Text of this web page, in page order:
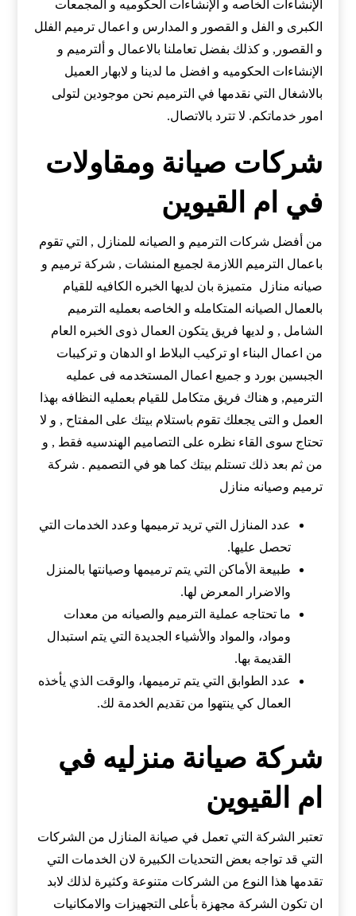
الإنشاءات الخاصه و الإنشاءات الحكوميه و المجمعات
الكبرى و الفل و القصور و المدارس و اعمال ترميم الفلل
و القصور, و كذلك بفضل تعاملنا بالاعمال و ألترميم و
الإنشاءات الحكوميه و افضل ما لدينا و لابهار العميل
بالاشغال التي نقدمها في الترميم نحن موجودين لتولى
امور خدماتكم. لا تترد بالاتصال.
شركات صيانة ومقاولات
في ام القيوين
من أفضل شركات الترميم و الصيانه للمنازل , التي تقوم
باعمال الترميم اللازمة لجميع المنشات , شركة ترميم و
صيانه منازل متميزة بان لديها الخبره الكافيه للقيام
بالعمال الصيانه المتكامله و الخاصه بعمليه الترميم
الشامل , و لديها فريق يتكون العمال ذوى الخبره العام
من اعمال البناء او تركيب البلاط او الدهان و تركيبات
الجبسين بورد و جميع اعمال المستخدمه فى عمليه
الترميم, و هناك فريق متكامل للقيام بعمليه النظافه بهذا
العمل و التى يجعلك تقوم باستلام بيتك على المفتاح , و لا
تحتاج سوى القاء نظره على التصاميم الهندسيه فقط , و
من ثم بعد ذلك تستلم بيتك كما هو في التصميم . شركة
ترميم وصيانه منازل
عدد المنازل التي تريد ترميمها وعدد الخدمات التي
تحصل عليها.
طبيعة الأماكن التي يتم ترميمها وصيانتها بالمنزل
والاضرار المعرض لها.
ما تحتاجه عملية الترميم والصيانه من معدات
ومواد، والمواد والأشياء الجديدة التي يتم استبدال
القديمة بها.
عدد الطوابق التي يتم ترميمها، والوقت الذي يأخذه
العمال كي ينتهوا من تقديم الخدمة لك.
شركة صيانة منزليه في
ام القيوين
تعتبر الشركة التي تعمل في صيانة المنازل من الشركات
التي قد تواجه بعض التحديات الكبيرة لان الخدمات التي
تقدمها هذا النوع من الشركات متنوعة وكثيرة لذلك لابد
ان تكون الشركة مجهزة بأعلى التجهيزات والامكانيات